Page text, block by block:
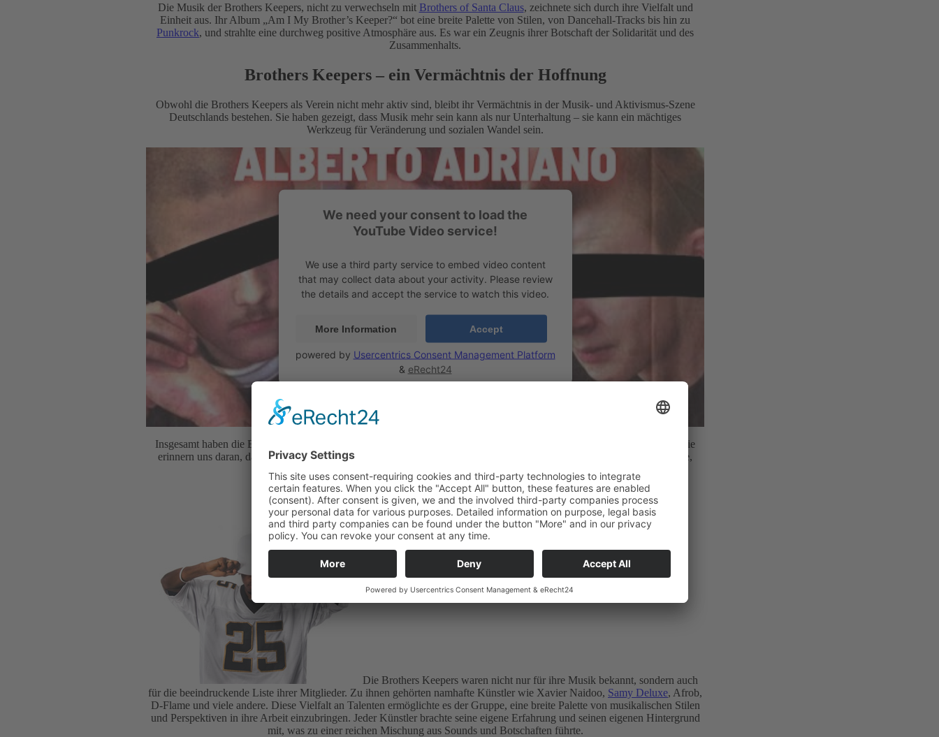
Die Musik der Brothers Keepers, nicht zu verwechseln mit Brothers of Santa Claus, zeichnete sich durch ihre Vielfalt und
Einheit aus. Ihr Album „Am I My Brother’s Keeper?“ bot eine breite Palette von Stilen, von Dancehall-Tracks bis hin zu
Punkrock, und strahlte eine durchweg positive Atmosphäre aus. Es war ein Zeugnis ihrer Botschaft der Solidarität und des
Zusammenhalts.
Brothers Keepers – ein Vermächtnis der Hoffnung
Obwohl die Brothers Keepers als Verein nicht mehr aktiv sind, bleibt ihr Vermächtnis in der Musik- und Aktivismus-Szene
Deutschlands bestehen. Sie haben gezeigt, dass Musik mehr sein kann als nur Unterhaltung – sie kann ein mächtiges
Werkzeug für Veränderung und sozialen Wandel sein.
We need your consent to load the
YouTube Video service!
We use a third party service to embed video content
that may collect data about your activity. Please review
the details and accept the service to watch this video.
More Information Accept
powered by Usercentrics Consent Management Platform
& eRecht24
Insgesamt haben die Brothers Keepers mit ihrer Musik und ihrem Engagement einen bleibenden Eindruck hinterlassen. Sie
erinnern uns daran, dass wir alle Verantwortung tragen, gegen Ungerechtigkeit und Hass einzutreten und für eine bessere,
Einflussreiche Mitglieder und Zusammenarbeit
Die Brothers Keepers waren nicht nur für ihre Musik bekannt, sondern auch
für die beeindruckende Liste ihrer Mitglieder. Zu ihnen gehörten namhafte Künstler wie Xavier Naidoo, Samy Deluxe, Afrob,
D-Flame und viele andere. Diese Vielfalt an Talenten ermöglichte es der Gruppe, eine breite Palette von musikalischen Stilen
und Perspektiven in ihre Arbeit einzubringen. Jeder Künstler brachte seine eigene Erfahrung und seinen eigenen Hintergrund
mit, was zu einer reichen Mischung aus Sounds und Botschaften führte.